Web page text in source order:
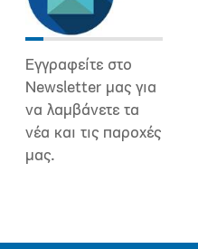
Εγγραφείτε στο
Newsletter μας για
να λαμβάνετε τα
νέα και τις παροχές
μας.